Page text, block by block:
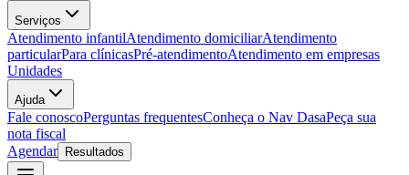
Serviços
Atendimento infantilAtendimento domiciliarAtendimento
particularPara clínicasPré-atendimentoAtendimento em empresas
Unidades
Ajuda
Fale conoscoPerguntas frequentesConheça o Nav DasaPeça sua
nota fiscal
Agendar
Resultados